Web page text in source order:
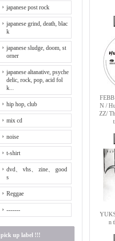
japanese post rock
japanese grind, death, blac
k
japanese sludge, doom, st
orner
japanese altanative, psyche
delic, rock, pop, acid fol
k...
hip hop, club
mix cd
noise
t-shirt
dvd、 vhs、 zine、 good
s
Reggae
-------
pick up label !!!
N /
ZZ/
n